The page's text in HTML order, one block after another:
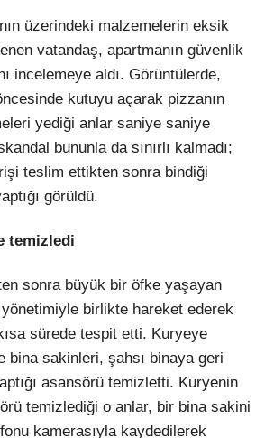
üzerindeki malzemelerin eksik
vatandaş, apartmanın güvenlik
incelemeye aldı. Görüntülerde,
kutuyu açarak pizzanın
yediği anlar saniye saniye
bununla da sınırlı kalmadı;
teslim ettikten sonra bindiği
görüldü.
temizledi
sonra büyük bir öfke yaşayan
birlikte hareket ederek
sürede tespit etti. Kuryeye
bina sakinleri, şahsı binaya geri
asansörü temizletti. Kuryenin
temizlediği o anlar, bir bina sakini
kamerasıyla kaydedilerek